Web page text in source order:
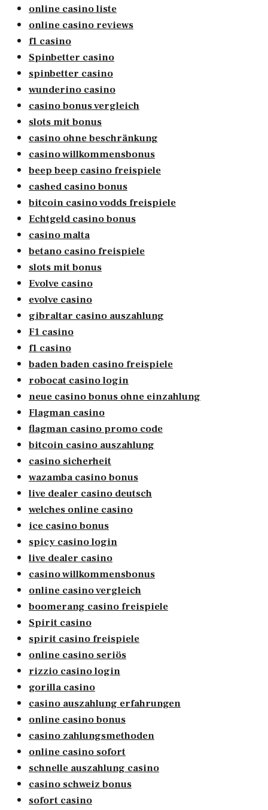
online casino liste
online casino reviews
f1 casino
Spinbetter casino
spinbetter casino
wunderino casino
casino bonus vergleich
slots mit bonus
casino ohne beschränkung
casino willkommensbonus
beep beep casino freispiele
cashed casino bonus
bitcoin casino vodds freispiele
Echtgeld casino bonus
casino malta
betano casino freispiele
slots mit bonus
Evolve casino
evolve casino
gibraltar casino auszahlung
F1 casino
f1 casino
baden baden casino freispiele
robocat casino login
neue casino bonus ohne einzahlung
Flagman casino
flagman casino promo code
bitcoin casino auszahlung
casino sicherheit
wazamba casino bonus
live dealer casino deutsch
welches online casino
ice casino bonus
spicy casino login
live dealer casino
casino willkommensbonus
online casino vergleich
boomerang casino freispiele
Spirit casino
spirit casino freispiele
online casino seriös
rizzio casino login
gorilla casino
casino auszahlung erfahrungen
online casino bonus
casino zahlungsmethoden
online casino sofort
schnelle auszahlung casino
casino schweiz bonus
sofort casino